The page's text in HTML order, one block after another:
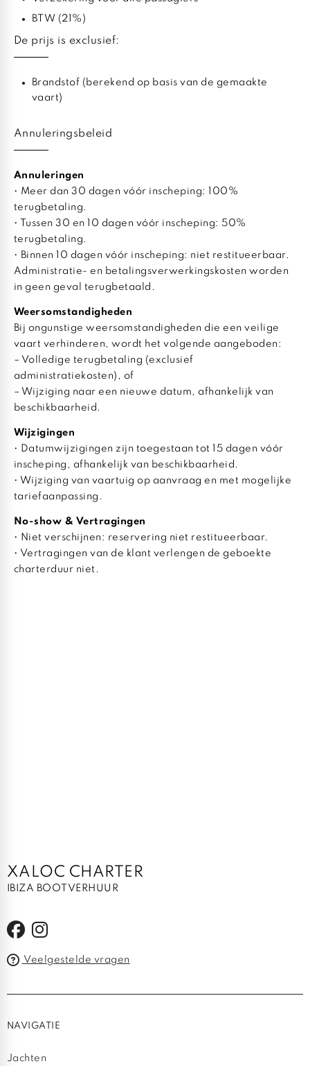
BTW (21%)
De prijs is exclusief:
Brandstof (berekend op basis van de gemaakte
vaart)
Annuleringsbeleid
Annuleringen
• Meer dan 30 dagen vóór inscheping: 100%
terugbetaling.
• Tussen 30 en 10 dagen vóór inscheping: 50%
terugbetaling.
• Binnen 10 dagen vóór inscheping: niet restitueerbaar.
Administratie- en betalingsverwerkingskosten worden
in geen geval terugbetaald.
Weersomstandigheden
Bij ongunstige weersomstandigheden die een veilige
vaart verhinderen, wordt het volgende aangeboden:
– Volledige terugbetaling (exclusief
administratiekosten), of
– Wijziging naar een nieuwe datum, afhankelijk van
beschikbaarheid.
Wijzigingen
• Datumwijzigingen zijn toegestaan tot 15 dagen vóór
inscheping, afhankelijk van beschikbaarheid.
• Wijziging van vaartuig op aanvraag en met mogelijke
tariefaanpassing.
No-show & Vertragingen
• Niet verschijnen: reservering niet restitueerbaar.
• Vertragingen van de klant verlengen de geboekte
charterduur niet.
XALOC CHARTER
IBIZA BOOTVERHUUR
Veelgestelde vragen
NAVIGATIE
Jachten